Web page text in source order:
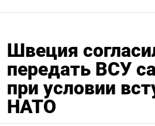
Швеция
передать ВСУ
при условии
НАТО